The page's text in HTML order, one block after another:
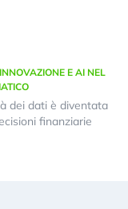
E AI NEL
dei dati è diventata
finanziarie